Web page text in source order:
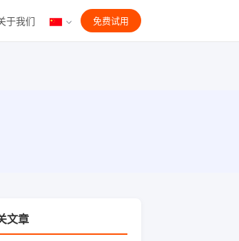
于我们 免费试用
文章